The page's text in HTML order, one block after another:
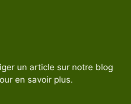
un article sur notre blog
en savoir plus.